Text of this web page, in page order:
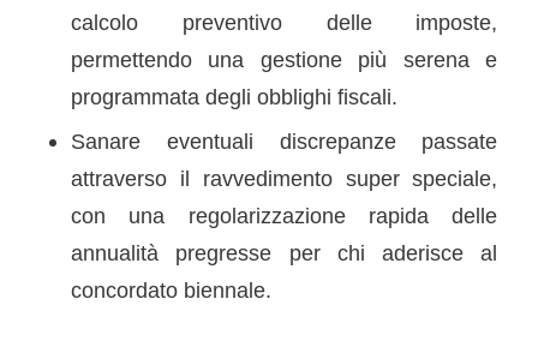
calcolo preventivo delle imposte,
permettendo una gestione più serena e
programmata degli obblighi fiscali.
Sanare eventuali discrepanze passate
attraverso il ravvedimento super speciale,
con una regolarizzazione rapida delle
annualità pregresse per chi aderisce al
concordato biennale.